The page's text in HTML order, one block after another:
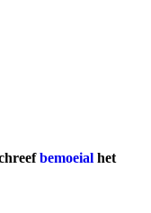
bemoeial het